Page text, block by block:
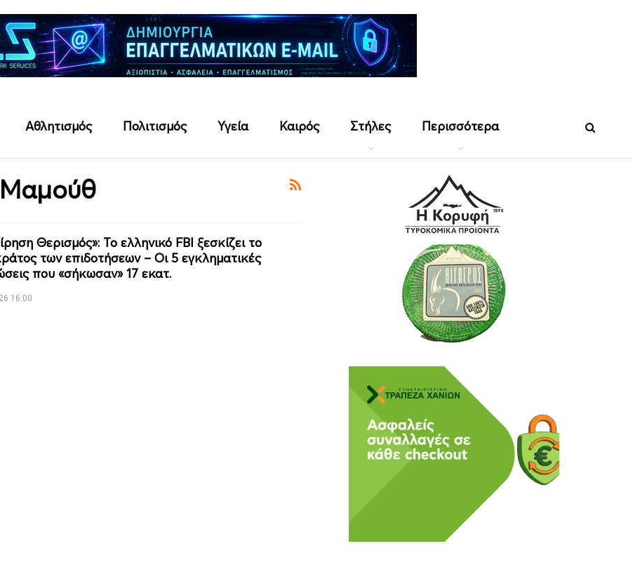
Αθλητισμός Πολιτισμός Υγεία Καιρός Στήλες Περισσότερα
Θερισμός»: Το ελληνικό FBI ξεσκίζει το
των επιδοτήσεων – Οι 5 εγκληματικές
που «σήκωσαν» 17 εκατ.
16:00